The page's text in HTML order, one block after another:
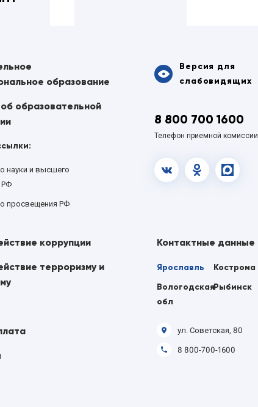
образование
образовательной
науки и высшего
РФ
просвещения РФ
Версия для
слабовидящих
8 800 700 1600
Телефон приемной комиссии
vk.com
коррупции
терроризму и
Контактные данные
Ярославль
Кострома
Вологодская
обл
Рыбинск
ул. Советская, 80
8 800-700-1600